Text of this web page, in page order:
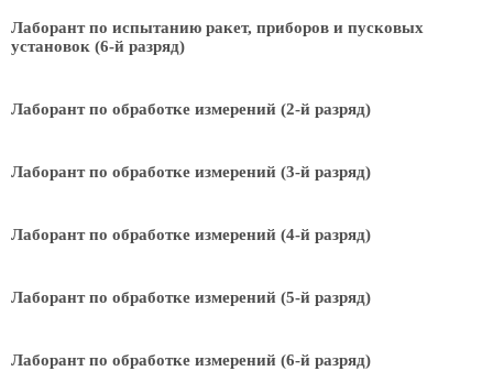
Лаборант по испытанию ракет, приборов и пусковых
установок (6-й разряд)
Лаборант по обработке измерений (2-й разряд)
Лаборант по обработке измерений (3-й разряд)
Лаборант по обработке измерений (4-й разряд)
Лаборант по обработке измерений (5-й разряд)
Лаборант по обработке измерений (6-й разряд)